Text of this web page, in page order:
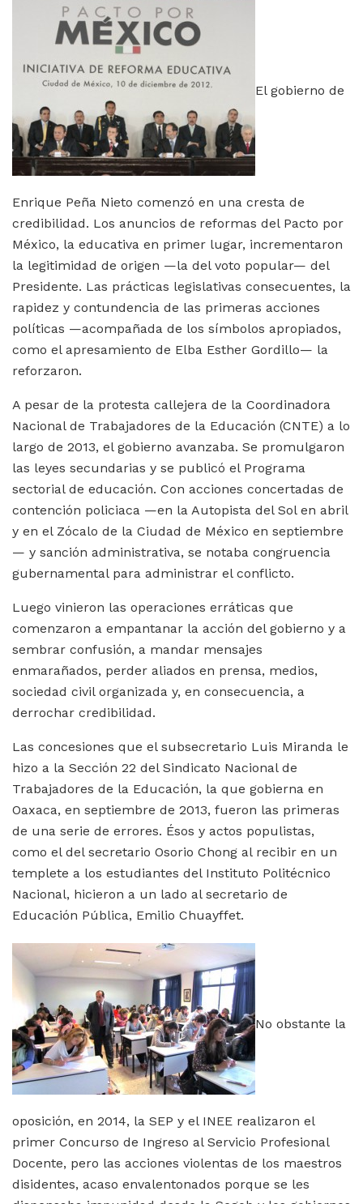
El gobierno de
Enrique Peña Nieto comenzó en una cresta de
credibilidad. Los anuncios de reformas del Pacto por
México, la educativa en primer lugar, incrementaron
la legitimidad de origen —la del voto popular— del
Presidente. Las prácticas legislativas consecuentes, la
rapidez y contundencia de las primeras acciones
políticas —acompañada de los símbolos apropiados,
como el apresamiento de Elba Esther Gordillo— la
reforzaron.
A pesar de la protesta callejera de la Coordinadora
Nacional de Trabajadores de la Educación (CNTE) a lo
largo de 2013, el gobierno avanzaba. Se promulgaron
las leyes secundarias y se publicó el Programa
sectorial de educación. Con acciones concertadas de
contención policiaca —en la Autopista del Sol en abril
y en el Zócalo de la Ciudad de México en septiembre
— y sanción administrativa, se notaba congruencia
gubernamental para administrar el conflicto.
Luego vinieron las operaciones erráticas que
comenzaron a empantanar la acción del gobierno y a
sembrar confusión, a mandar mensajes
enmarañados, perder aliados en prensa, medios,
sociedad civil organizada y, en consecuencia, a
derrochar credibilidad.
Las concesiones que el subsecretario Luis Miranda le
hizo a la Sección 22 del Sindicato Nacional de
Trabajadores de la Educación, la que gobierna en
Oaxaca, en septiembre de 2013, fueron las primeras
de una serie de errores. Ésos y actos populistas,
como el del secretario Osorio Chong al recibir en un
templete a los estudiantes del Instituto Politécnico
Nacional, hicieron a un lado al secretario de
Educación Pública, Emilio Chuayffet.
No obstante la
oposición, en 2014, la SEP y el INEE realizaron el
primer Concurso de Ingreso al Servicio Profesional
Docente, pero las acciones violentas de los maestros
disidentes, acaso envalentonados porque se les